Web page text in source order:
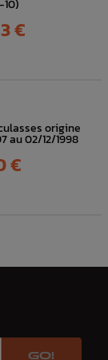
€
origine
au 02/12/1998
€
GO!